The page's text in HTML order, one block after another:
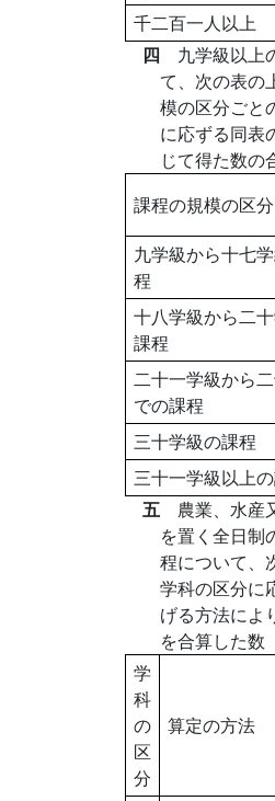
千二百一人以上
四 九学級以上
て、次の表の
模の区分ごと
に応ずる同表
じて得た数の
課程の規模の区分
九学級から十七
程
十八学級から二
課程
二十一学級から
での課程
三十学級の課程
三十一学級以上
五 農業、水産
を置く全日制
程について、
学科の区分に
げる方法によ
を合算した数
学
科
の
区
分
算定の方法